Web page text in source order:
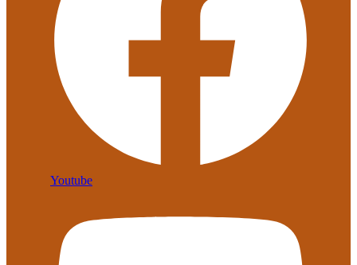
Youtube